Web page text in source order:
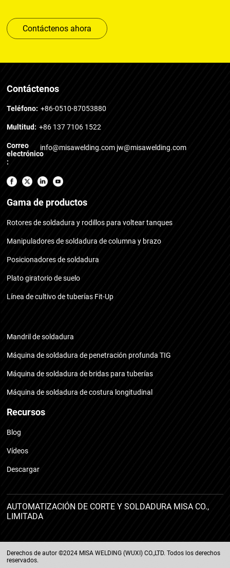
Contáctenos ahora
Contáctenos
Teléfono: +86-0510-87053880
Multitud: +86 137 7106 1522
Correo
electrónico
:
info@misawelding.com jw@misawelding.com
Gama de productos
Rotores de soldadura y rodillos para voltear tanques
Manipuladores de soldadura de columna y brazo
Posicionadores de soldadura
Plato giratorio de suelo
Línea de cultivo de tuberías Fit-Up
Mandril de soldadura
Máquina de soldadura de penetración profunda TIG
Máquina de soldadura de bridas para tuberías
Máquina de soldadura de costura longitudinal
Recursos
Blog
Vídeos
Descargar
AUTOMATIZACIÓN DE CORTE Y SOLDADURA MISA CO.,
LIMITADA
Derechos de autor ©2024 MISA WELDING (WUXI) CO.,LTD. Todos los derechos
reservados.